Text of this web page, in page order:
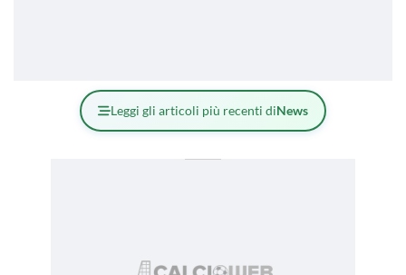
Leggi gli articoli più recenti diNews